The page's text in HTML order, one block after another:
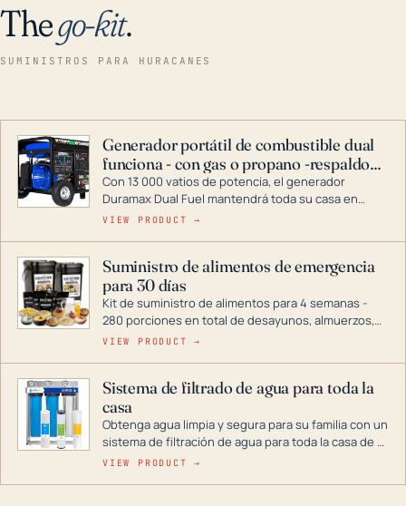
Thego-kit.
SUMINISTROS PARA HURACANES
Generador portátil de combustible dual
funciona - con gas o propano -respaldo
para el hogar
Con 13 000 vatios de potencia, el generador
Duramax Dual Fuel mantendrá toda su casa en
funcionamiento durante una tormenta o un corte
combustible dual, con una gama completa que
abarca desde inversores digitales hasta
generadores que pueden alimentar toda su casa.
VIEW PRODUCT →
Suministro de alimentos de emergencia
para 30 días
Kit de suministro de alimentos para 4 semanas -
280 porciones en total de desayunos, almuerzos,
cenas y postres. Se puede almacenar durante
VIEW PRODUCT →
Sistema de filtrado de agua para toda la
casa
Obtenga agua limpia y segura para su familia con un
sistema de filtración de agua para toda la casa de 3
etapas. La tecnología avanzada de este filtro
VIEW PRODUCT →